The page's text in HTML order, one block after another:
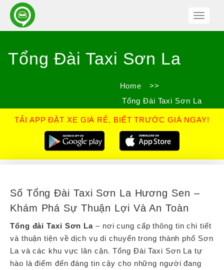
Toggle
Tổng Đài Taxi Sơn La
Home
>>
Tổng Đài Taxi Sơn La
TẢI APP ĐẶT XE GIÁ RẺ, BIẾT TRƯỚC GIÁ NGAY!
Số Tổng Đài Taxi Sơn La Hương Sen –
Khám Phá Sự Thuận Lợi Và An Toàn
Tổng đài Taxi Sơn La – nơi cung cấp thông tin chi tiết
và thuận tiện về dịch vụ di chuyển trong thành phố Sơn
La và các khu vực lân cận. Tổng Đài Taxi Sơn La tự
hào là điểm đến đáng tin cậy cho những người đang